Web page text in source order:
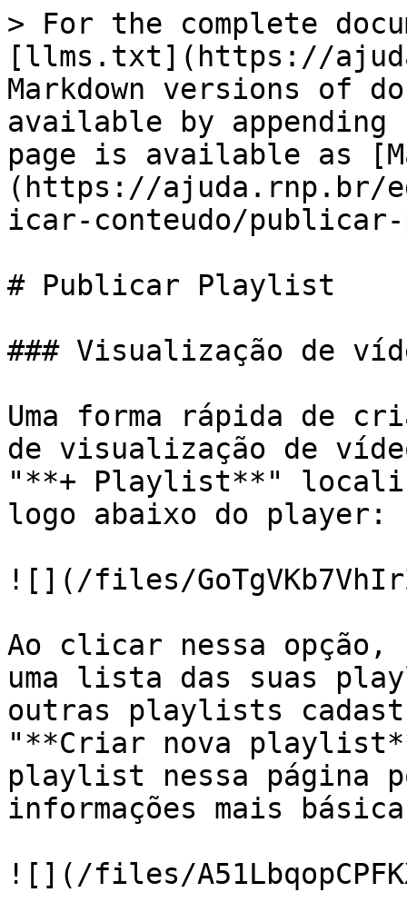
> For the complete
[llms.txt](https://
Markdown versions of
available by
page is available as
(https://ajuda.rnp.br/
icar-conteudo/
# Publicar Playlist
### Visualização de
Uma forma rápida de
de visualização de
"**+ Playlist**"
logo abaixo do player:
![](/files/
Ao clicar nessa opção,
uma lista das suas
outras playlists
"**Criar nova
playlist nessa página
informações mais
![](/files/